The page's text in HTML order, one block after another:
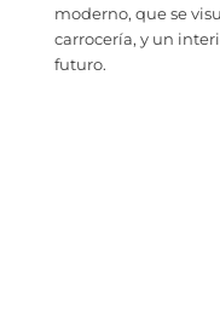
moderno, que se
carrocería, y un
futuro.